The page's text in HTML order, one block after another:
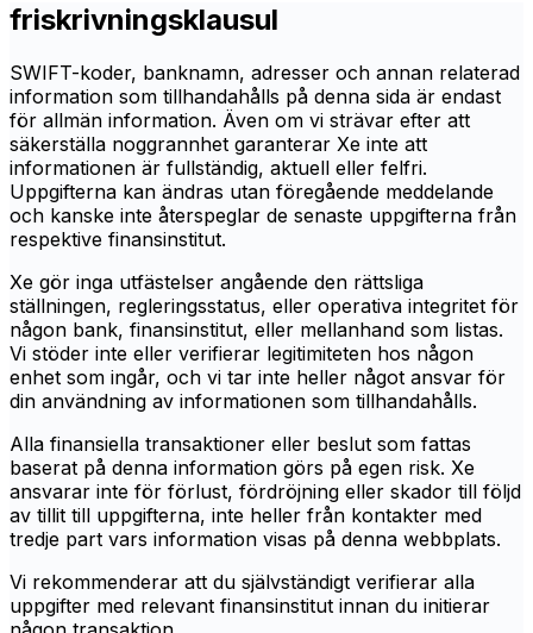
friskrivningsklausul
SWIFT-koder, banknamn, adresser och annan relaterad
information som tillhandahålls på denna sida är endast
för allmän information. Även om vi strävar efter att
säkerställa noggrannhet garanterar Xe inte att
informationen är fullständig, aktuell eller felfri.
Uppgifterna kan ändras utan föregående meddelande
och kanske inte återspeglar de senaste uppgifterna från
respektive finansinstitut.
Xe gör inga utfästelser angående den rättsliga
ställningen, regleringsstatus, eller operativa integritet för
någon bank, finansinstitut, eller mellanhand som listas.
Vi stöder inte eller verifierar legitimiteten hos någon
enhet som ingår, och vi tar inte heller något ansvar för
din användning av informationen som tillhandahålls.
Alla finansiella transaktioner eller beslut som fattas
baserat på denna information görs på egen risk. Xe
ansvarar inte för förlust, fördröjning eller skador till följd
av tillit till uppgifterna, inte heller från kontakter med
tredje part vars information visas på denna webbplats.
Vi rekommenderar att du självständigt verifierar alla
uppgifter med relevant finansinstitut innan du initierar